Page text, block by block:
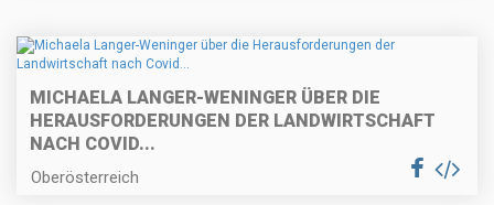
MICHAELA LANGER-WENINGER ÜBER DIE
HERAUSFORDERUNGEN DER LANDWIRTSCHAFT
NACH COVID...
Oberösterreich